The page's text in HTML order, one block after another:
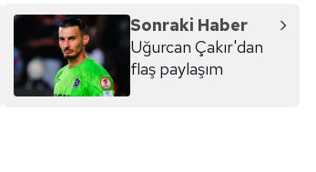
Sonraki Haber
Uğurcan Çakır'dan
flaş paylaşım